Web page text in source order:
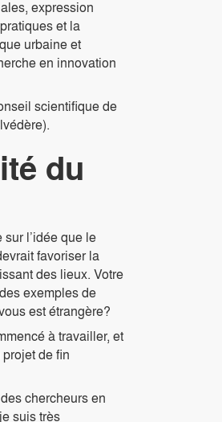
expression
et la
urbaine et
en innovation
scientifique de
du
l’idée que le
favoriser la
des lieux. Votre
exemples de
est étrangère?
à travailler, et
de fin
chercheurs en
suis très